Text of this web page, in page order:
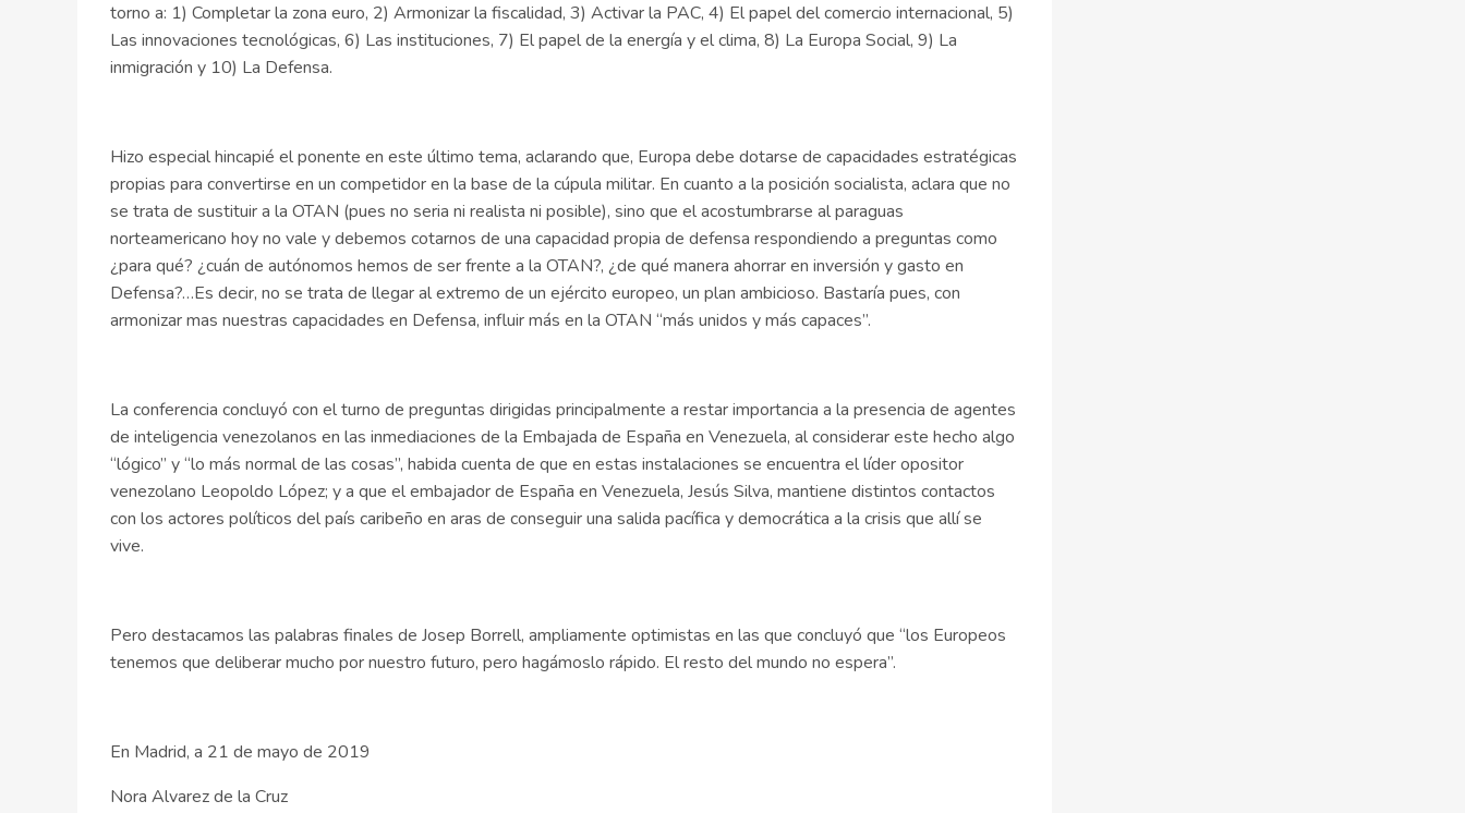
torno a: 1) Completar la zona euro, 2) Armonizar la fiscalidad, 3) Activar la PAC, 4) El papel del comercio internacional, 5)
Las innovaciones tecnológicas, 6) Las instituciones, 7) El papel de la energía y el clima, 8) La Europa Social, 9) La
inmigración y 10) La Defensa.
Hizo especial hincapié el ponente en este último tema, aclarando que, Europa debe dotarse de capacidades estratégicas
propias para convertirse en un competidor en la base de la cúpula militar. En cuanto a la posición socialista, aclara que no
se trata de sustituir a la OTAN (pues no seria ni realista ni posible), sino que el acostumbrarse al paraguas
norteamericano hoy no vale y debemos cotarnos de una capacidad propia de defensa respondiendo a preguntas como
¿para qué? ¿cuán de autónomos hemos de ser frente a la OTAN?, ¿de qué manera ahorrar en inversión y gasto en
Defensa?…Es decir, no se trata de llegar al extremo de un ejército europeo, un plan ambicioso. Bastaría pues, con
armonizar mas nuestras capacidades en Defensa, influir más en la OTAN “más unidos y más capaces”.
La conferencia concluyó con el turno de preguntas dirigidas principalmente a restar importancia a la presencia de agentes
de inteligencia venezolanos en las inmediaciones de la Embajada de España en Venezuela, al considerar este hecho algo
“lógico” y “lo más normal de las cosas”, habida cuenta de que en estas instalaciones se encuentra el líder opositor
venezolano Leopoldo López; y a que el embajador de España en Venezuela, Jesús Silva, mantiene distintos contactos
con los actores políticos del país caribeño en aras de conseguir una salida pacífica y democrática a la crisis que allí se
vive.
Pero destacamos las palabras finales de Josep Borrell, ampliamente optimistas en las que concluyó que “los Europeos
tenemos que deliberar mucho por nuestro futuro, pero hagámoslo rápido. El resto del mundo no espera”.
En Madrid, a 21 de mayo de 2019
Nora Alvarez de la Cruz